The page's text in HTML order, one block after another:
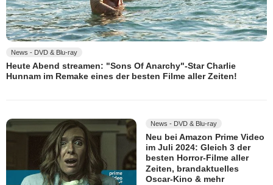
News - DVD & Blu-ray
Heute Abend streamen: "Sons Of Anarchy"-Star Charlie
Hunnam im Remake eines der besten Filme aller Zeiten!
News - DVD & Blu-ray
Neu bei Amazon Prime Video
im Juli 2024: Gleich 3 der
besten Horror-Filme aller
Zeiten, brandaktuelles
Oscar-Kino & mehr